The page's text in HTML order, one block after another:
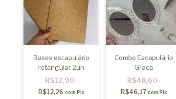
Bases escapulário
retangular 2un
R$12,90
R$12,26 com Pix
Combo Escapulário
Graça
R$48,60
R$46,17 com Pix